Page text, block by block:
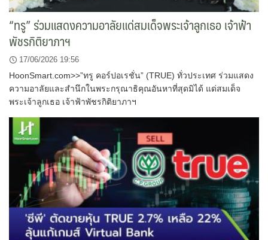
“ทรู” ร่วมแสดงความอาลัยแด่สมเด็จพระเจ้าลูกเธอ เจ้าฟ้า
พัชรกิติยาภาฯ
17/06/2026 19:56
HoonSmart.com>>”ทรู คอร์ปอเรชั่น” (TRUE) ทั่วประเทศ ร่วมแสดง
ความอาลัยและสำนึกในพระกรุณาธิคุณอันหาที่สุดมิได้ แด่สมเด็จ
พระเจ้าลูกเธอ เจ้าฟ้าพัชรกิติยาภาฯ